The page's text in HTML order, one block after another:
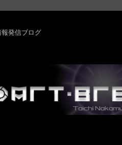
発信ブログ